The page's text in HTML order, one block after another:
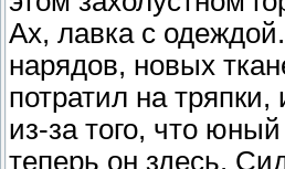
Ах, лавка с
нарядов, новых
потратил на
из-за того, что
теперь он здесь.